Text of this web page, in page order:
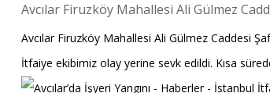
Avcılar Firuzköy Mahallesi Ali Gülmez
Avcılar Firuzköy Mahallesi Ali Gülmez Caddesi
İtfaiye ekibimiz olay yerine sevk edildi. Kısa